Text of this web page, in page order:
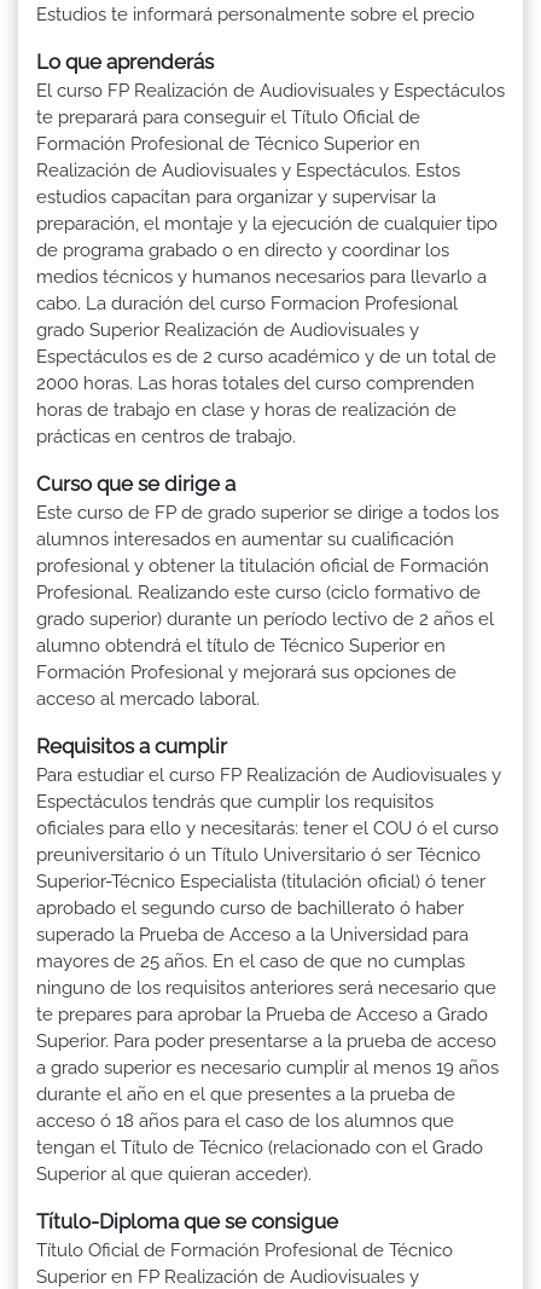
Estudios te informará personalmente sobre el precio
Lo que aprenderás
El curso FP Realización de Audiovisuales y Espectáculos
te preparará para conseguir el Título Oficial de
Formación Profesional de Técnico Superior en
Realización de Audiovisuales y Espectáculos. Estos
estudios capacitan para organizar y supervisar la
preparación, el montaje y la ejecución de cualquier tipo
de programa grabado o en directo y coordinar los
medios técnicos y humanos necesarios para llevarlo a
cabo. La duración del curso Formacion Profesional
grado Superior Realización de Audiovisuales y
Espectáculos es de 2 curso académico y de un total de
2000 horas. Las horas totales del curso comprenden
horas de trabajo en clase y horas de realización de
prácticas en centros de trabajo.
Curso que se dirige a
Este curso de FP de grado superior se dirige a todos los
alumnos interesados en aumentar su cualificación
profesional y obtener la titulación oficial de Formación
Profesional. Realizando este curso (ciclo formativo de
grado superior) durante un período lectivo de 2 años el
alumno obtendrá el título de Técnico Superior en
Formación Profesional y mejorará sus opciones de
acceso al mercado laboral.
Requisitos a cumplir
Para estudiar el curso FP Realización de Audiovisuales y
Espectáculos tendrás que cumplir los requisitos
oficiales para ello y necesitarás: tener el COU ó el curso
preuniversitario ó un Título Universitario ó ser Técnico
Superior-Técnico Especialista (titulación oficial) ó tener
aprobado el segundo curso de bachillerato ó haber
superado la Prueba de Acceso a la Universidad para
mayores de 25 años. En el caso de que no cumplas
ninguno de los requisitos anteriores será necesario que
te prepares para aprobar la Prueba de Acceso a Grado
Superior. Para poder presentarse a la prueba de acceso
a grado superior es necesario cumplir al menos 19 años
durante el año en el que presentes a la prueba de
acceso ó 18 años para el caso de los alumnos que
tengan el Título de Técnico (relacionado con el Grado
Superior al que quieran acceder).
Título-Diploma que se consigue
Título Oficial de Formación Profesional de Técnico
Superior en FP Realización de Audiovisuales y